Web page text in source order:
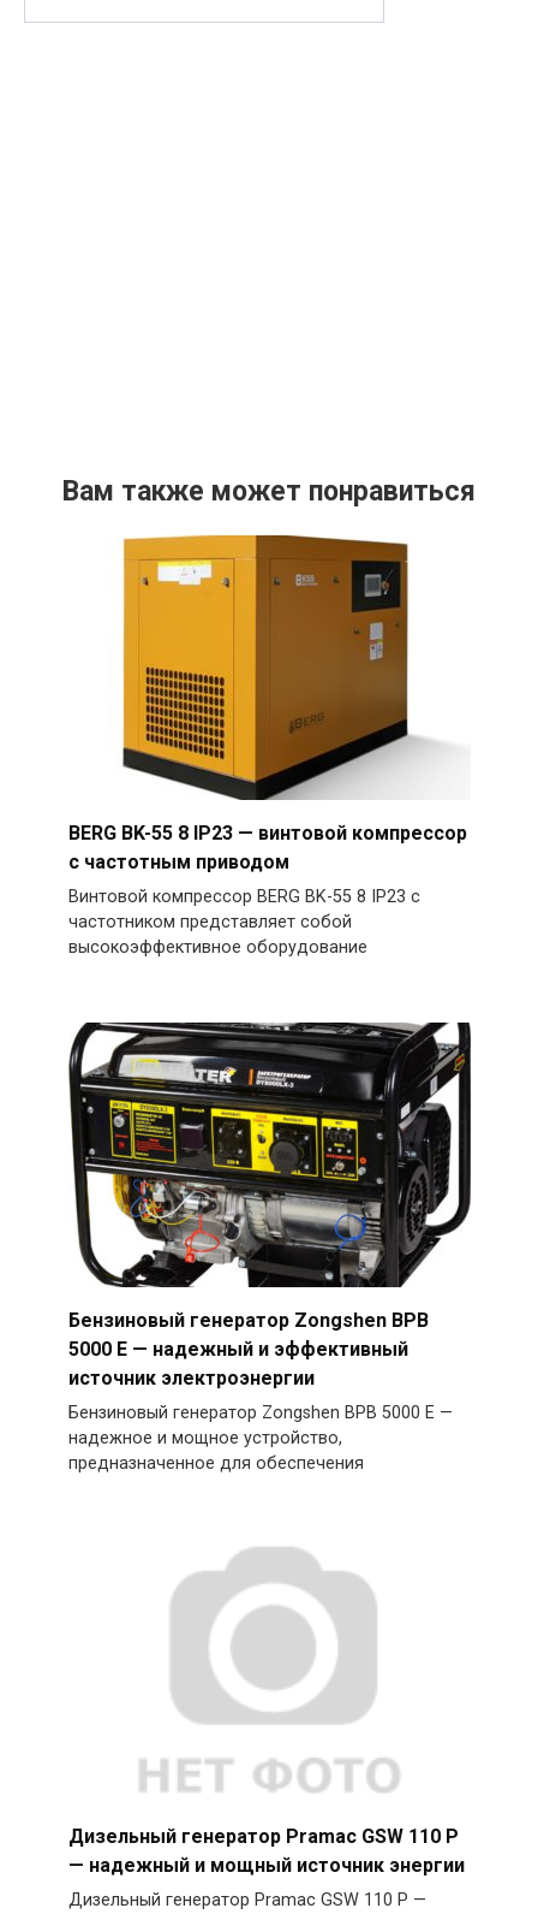
Вам также может понравиться
BERG BK-55 8 IP23 — винтовой компрессор
с частотным приводом
Винтовой компрессор BERG BK-55 8 IP23 с
частотником представляет собой
высокоэффективное оборудование
Бензиновый генератор Zongshen BPB
5000 E — надежный и эффективный
источник электроэнергии
Бензиновый генератор Zongshen BPB 5000 E —
надежное и мощное устройство,
предназначенное для обеспечения
Дизельный генератор Pramac GSW 110 P
— надежный и мощный источник энергии
Дизельный генератор Pramac GSW 110 P —